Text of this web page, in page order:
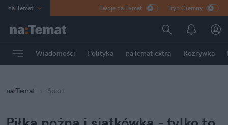
na:Temat
Poland
mama
Rozrywka
Twoje na:Temat Tryb Ciemny
Wiadomości Polityka naTemat extra Rozrywka
na:Temat Sport